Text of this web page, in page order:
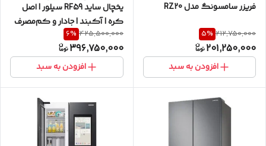
فریزر سامسونگ مدل RZ20
212,750,000
5%
201,250,000
افزودن به سبد
یخچال ساید RF59 سیلور | اصل
کره | آکبند | جادار و کم‌مصرف
425,500,000
6%
396,750,000
افزودن به سبد